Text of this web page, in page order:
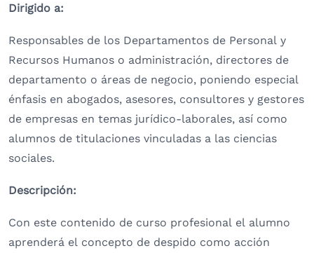
Dirigido a:
Responsables de los Departamentos de Personal y
Recursos Humanos o administración, directores de
departamento o áreas de negocio, poniendo especial
énfasis en abogados, asesores, consultores y gestores
de empresas en temas jurídico-laborales, así como
alumnos de titulaciones vinculadas a las ciencias
sociales.
Descripción:
Con este contenido de curso profesional el alumno
aprenderá el concepto de despido como acción